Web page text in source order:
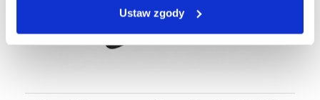
Ustaw zgody